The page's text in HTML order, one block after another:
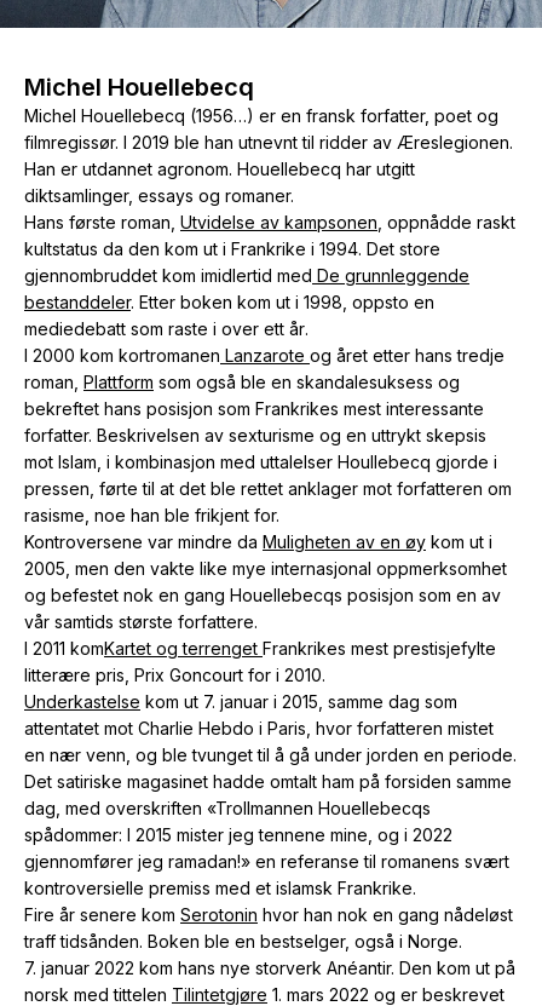
The Housemaid
Michel Houellebecq
Michel Houellebecq (1956…) er en fransk forfatter, poet og
filmregissør. I 2019 ble han utnevnt til ridder av Æreslegionen.
Han er utdannet agronom. Houellebecq har utgitt
diktsamlinger, essays og romaner.
Hans første roman, Utvidelse av kampsonen oppnådde raskt
kultstatus da den kom ut i Frankrike i 1994. Det store
gjennombruddet kom imidlertid med De grunnleggende
bestanddeler. Etter boken kom ut i 1998, oppsto en
mediedebatt som raste i over ett år.
I 2000 kom kortromanen Lanzarote og året etter hans tredje
roman Plattform som også ble en skandalesuksess og
bekreftet hans posisjon som Frankrikes mest interessante
forfatter. Beskrivelsen av sexturisme og en uttrykt skepsis
mot Islam, i kombinasjon med uttalelser Houllebecq gjorde i
pressen, førte til at det ble rettet anklager mot forfatteren om
rasisme, noe han ble frikjent for.
Kontroversene var mindre da Muligheten av en øy kom ut i
2005, men den vakte like mye internasjonal oppmerksomhet
og befestet nok en gang Houellebecqs posisjon som en av
vår samtids største forfattere.
I 2011 komKartet og terrenget Frankrikes mest prestisjefylte
litterære pris, Prix Goncourt for i 2010.
Underkastelse kom ut 7. januar i 2015, samme dag som
attentatet mot Charlie Hebdo i Paris, hvor forfatteren mistet
en nær venn, og ble tvunget til å gå under jorden en periode.
Det satiriske magasinet hadde omtalt ham på forsiden samme
dag, med overskriften «Trollmannen Houellebecqs
spådommer: I 2015 mister jeg tennene mine, og i 2022
gjennomfører jeg ramadan!» en referanse til romanens svært
kontroversielle premiss med et islamsk Frankrike.
Fire år senere kom Serotonin hvor han nok en gang nådeløst
traff tidsånden. Boken ble en bestselger, også i Norge.
7. januar 2022 kom hans nye storverk Anéantir. Den kom ut på
norsk med tittelen Tilintetgjøre 1. mars 2022 og er beskrevet